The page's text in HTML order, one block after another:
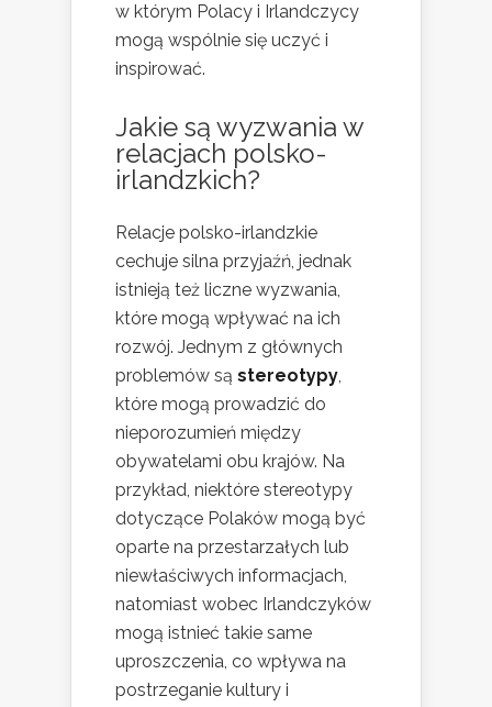
w którym Polacy i Irlandczycy
mogą wspólnie się uczyć i
inspirować.
Jakie są wyzwania w
relacjach polsko-
irlandzkich?
Relacje polsko-irlandzkie
cechuje silna przyjaźń, jednak
istnieją też liczne wyzwania,
które mogą wpływać na ich
rozwój. Jednym z głównych
problemów są stereotypy,
które mogą prowadzić do
nieporozumień między
obywatelami obu krajów. Na
przykład, niektóre stereotypy
dotyczące Polaków mogą być
oparte na przestarzałych lub
niewłaściwych informacjach,
natomiast wobec Irlandczyków
mogą istnieć takie same
uproszczenia, co wpływa na
postrzeganie kultury i